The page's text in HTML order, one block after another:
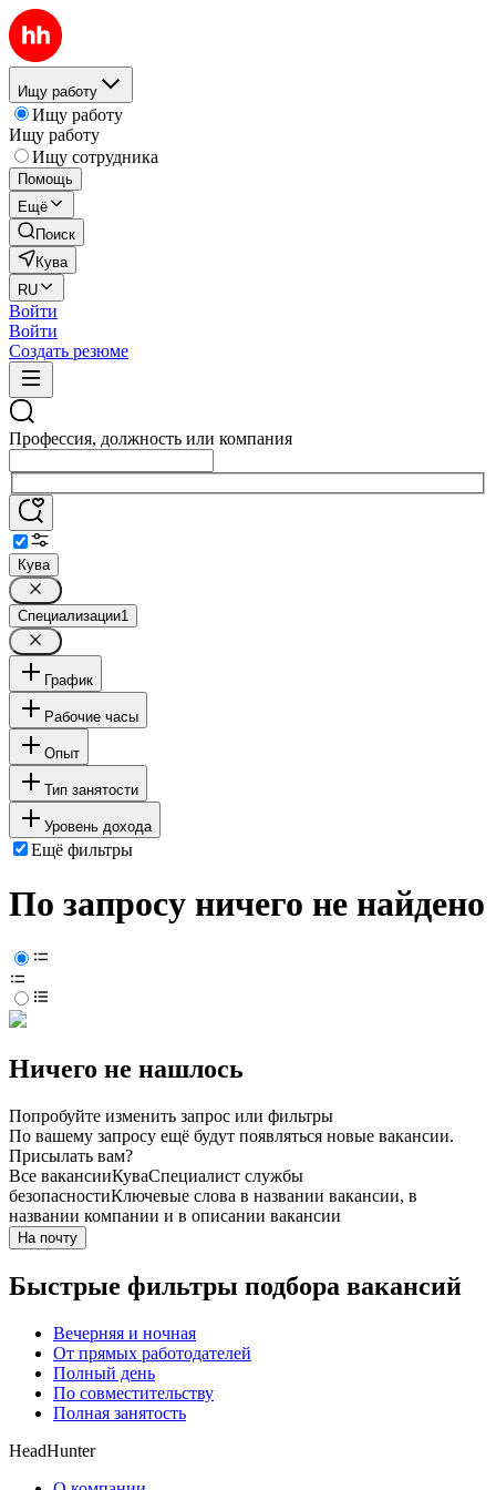
Ищу работу
Ищу работу
Ищу работу
Ищу сотрудника
Помощь
Ещё
Поиск
Кува
RU
Войти
Войти
Создать резюме
Профессия, должность или компания
Кува
Специализации1
График
Рабочие часы
Опыт
Тип занятости
Уровень дохода
Ещё фильтры
По запросу ничего не найдено
Ничего не нашлось
Попробуйте изменить запрос или фильтры
По вашему запросу ещё будут появляться новые вакансии.
Присылать вам?
Все вакансииКуваСпециалист службы
безопасностиКлючевые слова в названии вакансии, в
названии компании и в описании вакансии
На почту
Быстрые фильтры подбора вакансий
Вечерняя и ночная
От прямых работодателей
Полный день
По совместительству
Полная занятость
HeadHunter